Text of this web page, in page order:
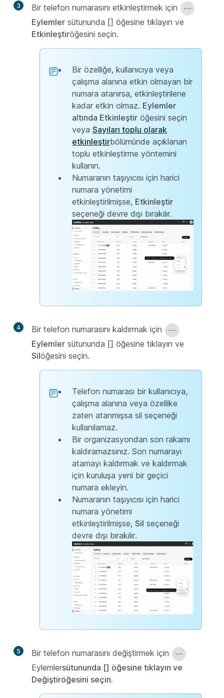
3
Bir telefon numarasını etkinleştirmek için
Eylemler sütununda [] öğesine tıklayın ve
Etkinleştiröğesini seçin.
Bir özelliğe, kullanıcıya veya
çalışma alanına etkin olmayan bir
numara atanırsa, etkinleştirilene
kadar etkin olmaz. Eylemler
altında Etkinleştir öğesini seçin
veya Sayıları toplu olarak
etkinleştirbölümünde açıklanan
toplu etkinleştirme yöntemini
kullanın.
Numaranın taşıyıcısı için harici
numara yönetimi
etkinleştirilmişse, Etkinleştir
seçeneği devre dışı bırakılır.
4
Bir telefon numarasını kaldırmak için
Eylemler sütununda [] öğesine tıklayın ve
Silöğesini seçin.
Telefon numarası bir kullanıcıya,
çalışma alanına veya özellike
zaten atanmışsa sil seçeneği
kullanılamaz.
Bir organizasyondan son rakamı
kaldıramazsınız. Son numarayı
atamayı kaldırmak ve kaldırmak
için kuruluşa yeni bir geçici
numara ekleyin.
Numaranın taşıyıcısı için harici
numara yönetimi
etkinleştirilmişse, Sil seçeneği
devre dışı bırakılır.
5
Bir telefon numarasını değiştirmek için
Eylemlersütununda [] öğesine tıklayın ve
Değiştiröğesini seçin.